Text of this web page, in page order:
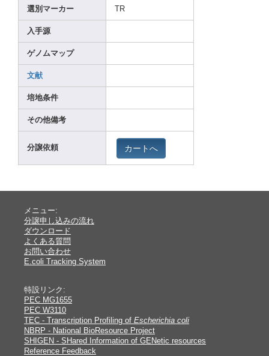
選別マーカー TR
入手源
ゲノムマップ
文献
培地条件
その他備考
分譲依頼 カートへ
メニュー:
分譲申し込みの流れ
ダウンロード
よくある質問
お問い合わせ
E.coli Tracking System
特設リンク:
PEC MG1655
PEC W3110
TEC - Transcription Profiling of Escherichia coli
NBRP - National BioResource Project
SHIGEN - SHared Information of GENetic resources
Reference Feedback